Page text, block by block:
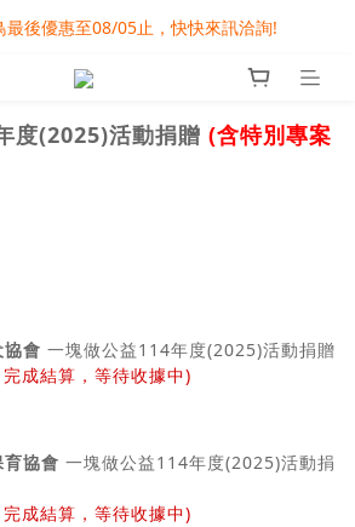
節月圓家家慶- 滿額即享專屬小禮
最後優惠至08/05止，快快來訊洽詢!
心連心 - 婚禮小物專屬滿額活動
節月圓家家慶- 滿額即享專屬小禮
度(2025)活動捐贈 (含特別專案
會 一塊做公益114年度(2025)活動捐贈
成結算，等待收據中)
協會 一塊做公益114年度(2025)活動捐
成結算，等待收據中)